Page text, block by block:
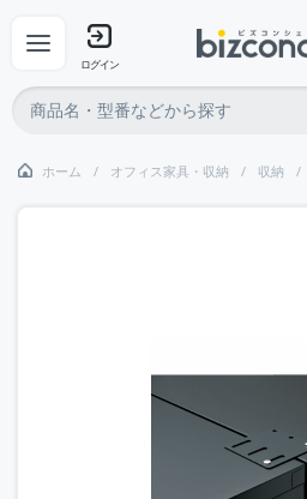
ログイン
ホーム オフィス家具・収納 収納